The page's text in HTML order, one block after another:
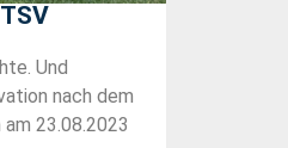
Und
nach dem
23.08.2023